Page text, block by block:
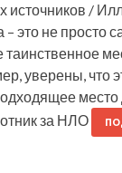
источников /
это не просто
таинственное
уверены, что
место
за НЛО